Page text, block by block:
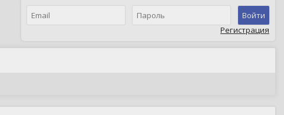
Войти
Регистрация